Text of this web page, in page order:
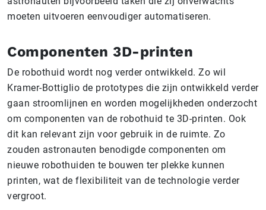
moeten uitvoeren eenvoudiger automatiseren.
Componenten 3D-printen
De robothuid wordt nog verder ontwikkeld. Zo wil
Kramer-Bottiglio de prototypes die zijn ontwikkeld verder
gaan stroomlijnen en worden mogelijkheden onderzocht
om componenten van de robothuid te 3D-printen. Ook
dit kan relevant zijn voor gebruik in de ruimte. Zo
zouden astronauten benodigde componenten om
nieuwe robothuiden te bouwen ter plekke kunnen
printen, wat de flexibiliteit van de technologie verder
vergroot.